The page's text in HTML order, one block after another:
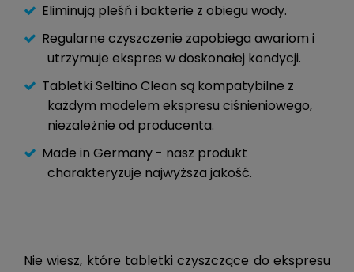
Eliminują pleśń i bakterie z obiegu wody.
Regularne czyszczenie zapobiega awariom i
utrzymuje ekspres w doskonałej kondycji.
Tabletki Seltino Clean są kompatybilne z
każdym modelem ekspresu ciśnieniowego,
niezależnie od producenta.
Made in Germany - nasz produkt
charakteryzuje najwyższa jakość.
Nie wiesz, które tabletki czyszczące do ekspresu